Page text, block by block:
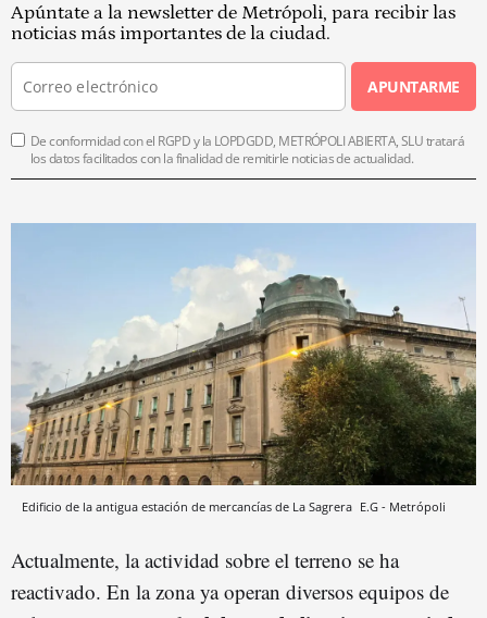
Apúntate a la newsletter de Metrópoli, para recibir las
noticias más importantes de la ciudad.
APUNTARME
De conformidad con el RGPD y la LOPDGDD, METRÓPOLI ABIERTA, SLU tratará
los datos facilitados con la finalidad de remitirle noticias de actualidad.
Edificio de la antigua estación de mercancías de La Sagrera E.G - Metrópoli
Actualmente, la actividad sobre el terreno se ha
reactivado. En la zona ya operan diversos equipos de